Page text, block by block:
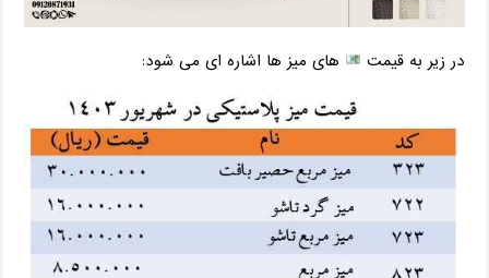
در زیر به قیمت های میز ها اشاره ای می شود: